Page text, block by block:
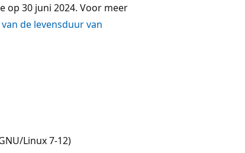
op 30 juni 2024. Voor meer
de levensduur van
Linux 7-12)